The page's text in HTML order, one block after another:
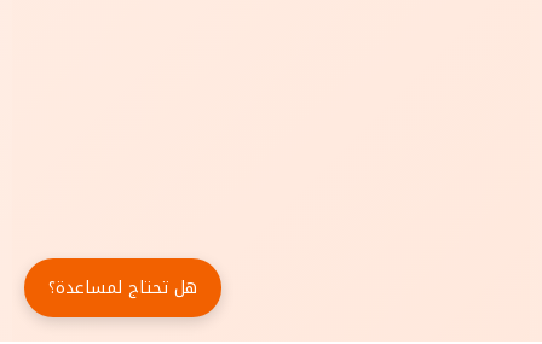
هل تحتاج لمساعدة؟